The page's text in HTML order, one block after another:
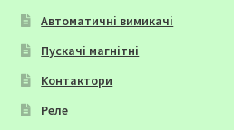
Автоматичні вимикачі
Пускачі магнітні
Контактори
Реле